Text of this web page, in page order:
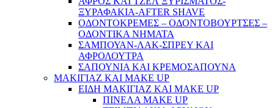
ΞΥΡΑΦΑΚΙΑ-AFTER SHAVE
ΟΔΟΝΤΟΚΡΕΜΕΣ – ΟΔΟΝΤΟΒΟΥΡΤΣΕΣ –
ΟΔΟΝΤΙΚΑ ΝΗΜΑΤΑ
ΣΑΜΠΟΥΑΝ-ΛΑΚ-ΣΠΡΕΥ ΚΑΙ
ΑΦΡΟΛΟΥΤΡΑ
ΣΑΠΟΥΝΙΑ ΚΑΙ ΚΡΕΜΟΣΑΠΟΥΝΑ
ΜΑΚΙΓΙΑΖ ΚΑΙ MAKE UP
ΕΙΔΗ ΜΑΚΙΓΙΑΖ ΚΑΙ MAKE UP
ΠΙΝΕΛΑ MAKE UP